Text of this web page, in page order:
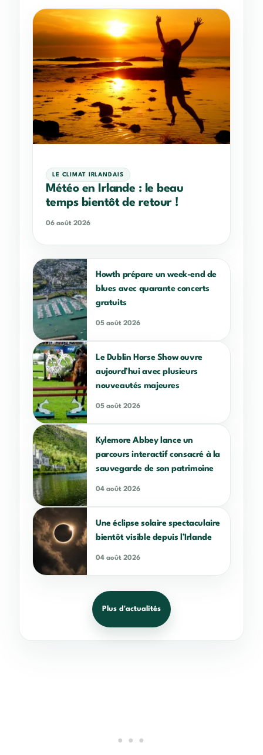
LE CLIMAT IRLANDAIS
Météo en Irlande : le beau
temps bientôt de retour !
06 août 2026
Howth prépare un week-end de
blues avec quarante concerts
gratuits
05 août 2026
Le Dublin Horse Show ouvre
aujourd’hui avec plusieurs
nouveautés majeures
05 août 2026
Kylemore Abbey lance un
parcours interactif consacré à la
sauvegarde de son patrimoine
04 août 2026
Une éclipse solaire spectaculaire
bientôt visible depuis l’Irlande
04 août 2026
Plus d'actualités